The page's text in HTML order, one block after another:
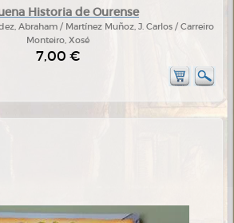
Historia de Ourense
Abraham / Martínez Muñoz, J. Carlos / Carreiro
Monteiro, Xosé
7,00 €